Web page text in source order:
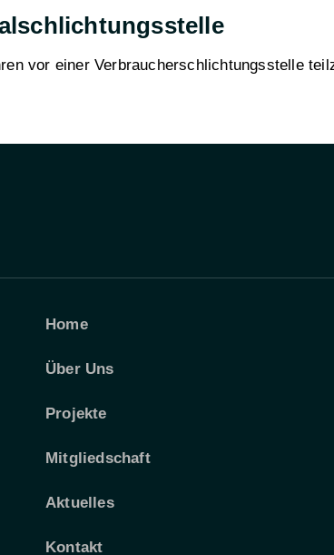
vor einer Verbraucherschlichtungsstelle
Home
Über Uns
Projekte
Mitgliedschaft
Aktuelles
Kontakt